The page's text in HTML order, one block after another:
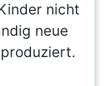
nicht
neue